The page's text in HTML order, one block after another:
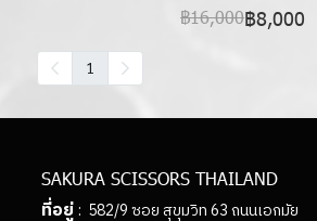
฿16,000฿8,000
1
SAKURA SCISSORS THAILAND
ที่อยู่: 582/9 ซอย สุขุมวิท 63 ถนนเอกมัย